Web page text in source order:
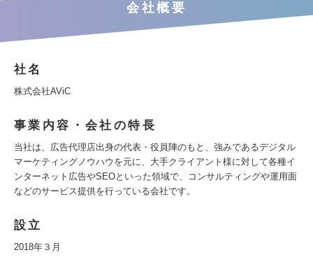
会社概要
社名
株式会社AViC
事業内容・会社の特長
当社は、広告代理店出身の代表・役員陣のもと、強みであるデジタル
マーケティングノウハウを元に、大手クライアント様に対して各種イ
ンターネット広告やSEOといった領域で、コンサルティングや運用面
などのサービス提供を行っている会社です。
設立
2018年３月